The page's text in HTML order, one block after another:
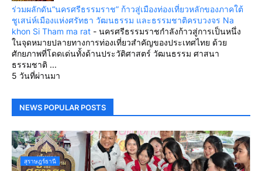
ร่วมผลักดัน“นครศรีธรรมราช” ก้าวสู่เมืองท่องเที่ยวหลักของภาคใต้
ชูเสน่ห์เมืองแห่งศรัทธา วัฒนธรรม และธรรมชาติครบวงจร Na
khon Si Tham ma rat - นครศรีธรรมราชกำลังก้าวสู่การเป็นหนึ่ง
ในจุดหมายปลายทางการท่องเที่ยวสำคัญของประเทศไทย ด้วย
ศักยภาพที่โดดเด่นทั้งด้านประวัติศาสตร์ วัฒนธรรม ศาสนา
ธรรมชาติ ...
5 วันที่ผ่านมา
NEWS POPULAR POSTS
สุราษฎร์ธานี